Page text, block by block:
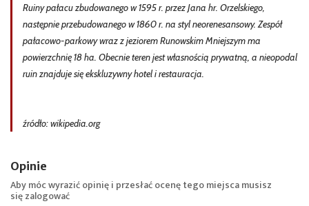
Ruiny pałacu zbudowanego w 1595 r. przez Jana hr. Orzelskiego,
następnie przebudowanego w 1860 r. na styl neorenesansowy. Zespół
pałacowo-parkowy wraz z jeziorem Runowskim Mniejszym ma
powierzchnię 18 ha. Obecnie teren jest własnością prywatną, a nieopodal
ruin znajduje się ekskluzywny hotel i restauracja.
źródło: wikipedia.org
Opinie
Aby móc wyrazić opinię i przesłać ocenę tego miejsca musisz
sięzalogować